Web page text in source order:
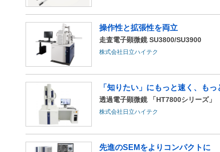
操作性と拡張性を両立
走査電子顕微鏡 SU3800/SU3900
株式会社日立ハイテク
「知りたい」にもっと速く、も
透過電子顕微鏡 「HT7800シリーズ」
株式会社日立ハイテク
先進のSEMをよりコンパクトに